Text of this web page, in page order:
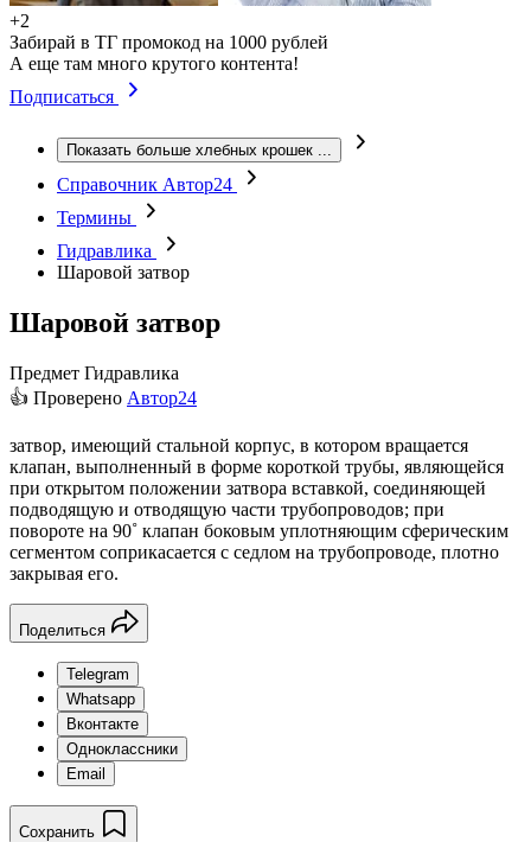
+2
Забирай в ТГ промокод на 1000 рублей
А еще там много крутого контента!
Подписаться
Показать больше хлебных крошек ...
Справочник Автор24
Термины
Гидравлика
Шаровой затвор
Шаровой затвор
Предмет Гидравлика
👍 Проверено Автор24
затвор, имеющий стальной корпус, в котором вращается
клапан, выполненный в форме короткой трубы, являющейся
при открытом положении затвора вставкой, соединяющей
подводящую и отводящую части трубопроводов; при
повороте на 90˚ клапан боковым уплотняющим сферическим
сегментом соприкасается с седлом на трубопроводе, плотно
закрывая его.
Поделиться
Telegram
Whatsapp
Вконтакте
Одноклассники
Email
Сохранить